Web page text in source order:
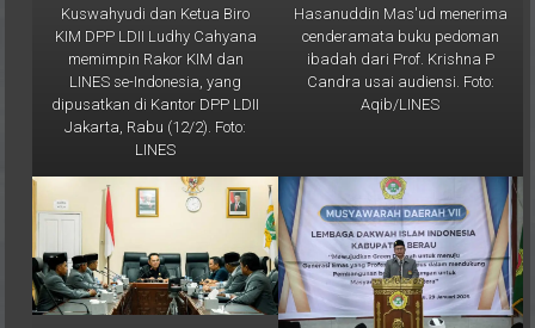
KIM DPP LDII Ludhy Cahyana
memimpin Rakor KIM dan
LINES se-Indonesia, yang
dipusatkan di Kantor DPP LDII
Jakarta, Rabu (12/2). Foto:
LINES
cenderamata buku pedoman
ibadah dari Prof. Krishna P
Candra usai audiensi. Foto:
Aqib/LINES
Ketua DPRD Kaltim